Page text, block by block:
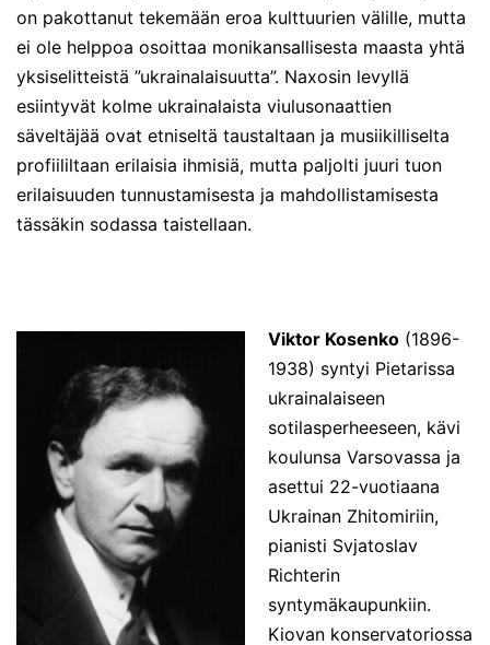
on pakottanut tekemään eroa kulttuurien välille, mutta
ei ole helppoa osoittaa monikansallisesta maasta yhtä
yksiselitteistä ”ukrainalaisuutta”. Naxosin levyllä
esiintyvät kolme ukrainalaista viulusonaattien
säveltäjää ovat etniseltä taustaltaan ja musiikilliselta
profiililtaan erilaisia ihmisiä, mutta paljolti juuri tuon
erilaisuuden tunnustamisesta ja mahdollistamisesta
tässäkin sodassa taistellaan.
Viktor Kosenko (1896-
1938) syntyi Pietarissa
ukrainalaiseen
sotilasperheeseen, kävi
koulunsa Varsovassa ja
asettui 22-vuotiaana
Ukrainan Zhitomiriin,
pianisti Svjatoslav
Richterin
syntymäkaupunkiin.
Kiovan konservatoriossa